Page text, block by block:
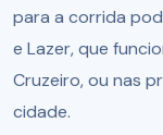
para a corrida
e Lazer, que
Cruzeiro, ou nas
cidade.